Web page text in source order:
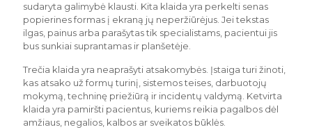
sudaryta galimybė klausti. Kita klaida yra perkelti senas
popierines formas į ekraną jų neperžiūrėjus. Jei tekstas
ilgas, painus arba parašytas tik specialistams, pacientui jis
bus sunkiai suprantamas ir planšetėje.
Trečia klaida yra neaprašyti atsakomybės. Įstaiga turi žinoti,
kas atsako už formų turinį, sistemos teises, darbuotojų
mokymą, techninę priežiūrą ir incidentų valdymą. Ketvirta
klaida yra pamiršti pacientus, kuriems reikia pagalbos dėl
amžiaus, negalios, kalbos ar sveikatos būklės.